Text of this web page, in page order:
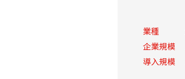
業種
企業規模
導入規模